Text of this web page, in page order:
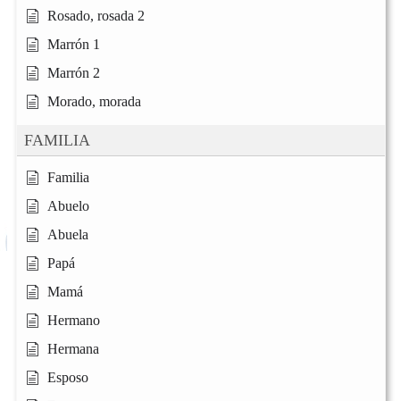
Rosado, rosada 2
Marrón 1
Marrón 2
Morado, morada
FAMILIA
Familia
Abuelo
Abuela
Papá
Mamá
Hermano
Hermana
Esposo